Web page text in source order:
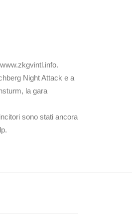
Night Attack e a
la gara
sono stati ancora